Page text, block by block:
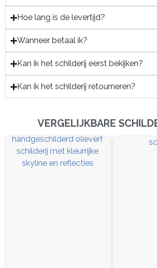
Hoe lang is de levertijd?
Wanneer betaal ik?
Kan ik het schilderij eerst bekijken?
Kan ik het schilderij retourneren?
VERGELIJKBARE